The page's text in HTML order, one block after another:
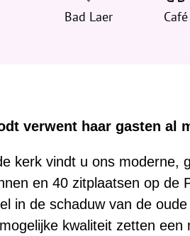
Bad Laer Café
verwent haar gasten al
kerk vindt u ons moderne,
en 40 zitplaatsen op de
in de schaduw van de
kwaliteit zetten